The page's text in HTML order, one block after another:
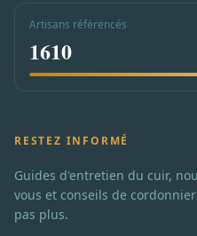
Artisans référencés
1610
RESTEZ INFORMÉ
Guides d'entretien du cuir,
vous et conseils de
pas plus.